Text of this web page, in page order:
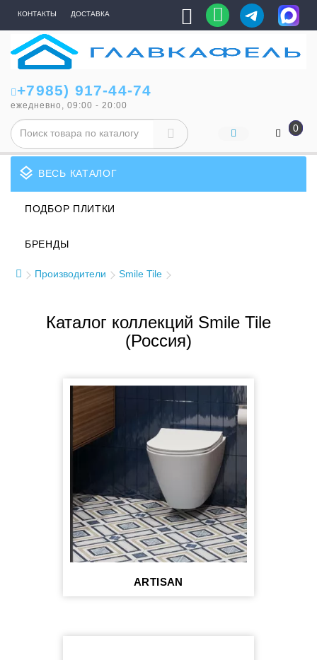
КОНТАКТЫ ДОСТАВКА
+7985) 917-44-74
ежедневно, 09:00 - 20:00
0
layers ВЕСЬ КАТАЛОГ
ПОДБОР ПЛИТКИ
БРЕНДЫ
Производители Smile Tile
Каталог коллекций Smile Tile
(Россия)
ARTISAN